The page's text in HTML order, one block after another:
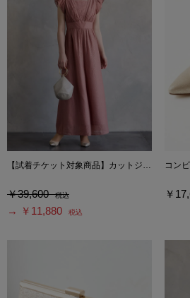
【試着チケット対象商品】カットジャカードフレアパンツドレス
￥39,600 税込
→ ￥11,880 税込
コン
￥